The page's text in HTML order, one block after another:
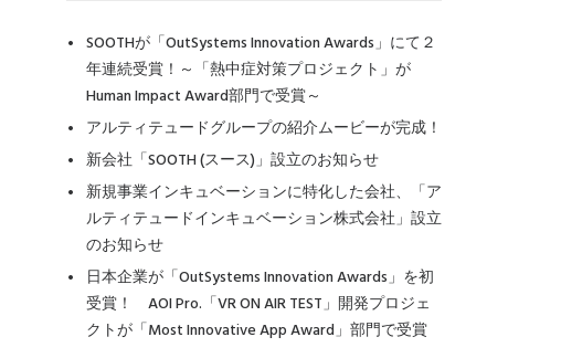
SOOTHが「OutSystems Innovation Awards」にて２
年連続受賞！～「熱中症対策プロジェクト」が
Human Impact Award部門で受賞～
アルティテュードグループの紹介ムービーが完成！
新会社「SOOTH (スース)」設立のお知らせ
新規事業インキュベーションに特化した会社、「ア
ルティテュードインキュベーション株式会社」設立
のお知らせ
日本企業が「OutSystems Innovation Awards」を初
受賞！ AOI Pro.「VR ON AIR TEST」開発プロジェ
クトが「Most Innovative App Award」部門で受賞